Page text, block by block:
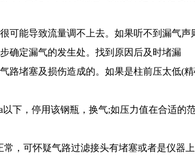
能导致流量调不上去。如果听不到漏气声
定漏气的发生处。找到原因后及时堵漏
堵塞及损伤造成的。如果是柱前压太低(
下，停用该钢瓶，换气;如压力值在合适的
，可怀疑气路过滤接头有堵塞或者是仪器